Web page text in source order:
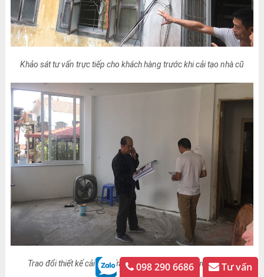
Khảo sát tư vấn trực tiếp cho khách hàng trước khi cải tạo nhà cũ
Trao đổi thiết kế cải tạo sửa chữa nhà trước khi thực thi công
098 290 6686 Tư vấn